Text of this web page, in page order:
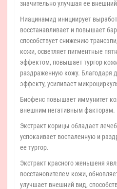
значительно улучшая ее
Ниацинамид инициирует
восстанавливает и повышает
способствует снижению
кожи, осветляет пигментные
эффектом, повышает тургор
раздраженную кожу. Благодаря
эффекту, усиливает
Биофенс повышает иммунитет
внешним негативным факторам.
Экстракт корицы обладает
успокаивает воспаленную и
ее тургор.
Экстракт красного женьшеня
восстановителем кожи,
улучшает внешний вид,